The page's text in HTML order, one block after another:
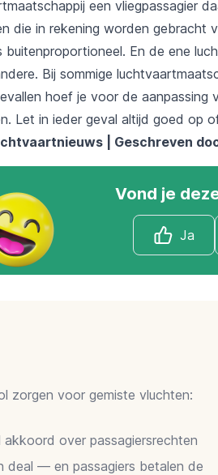
een vliegpassagier
die in rekening worden gebracht
buitenproportioneel. En de ene
Bij sommige
hoef je voor de
Let in ieder geval altijd goed op
| Geschreven
Vond je
Ja
zorgen voor gemiste vluchten:
akkoord over passagiersrechten
deal — en passagiers betalen de